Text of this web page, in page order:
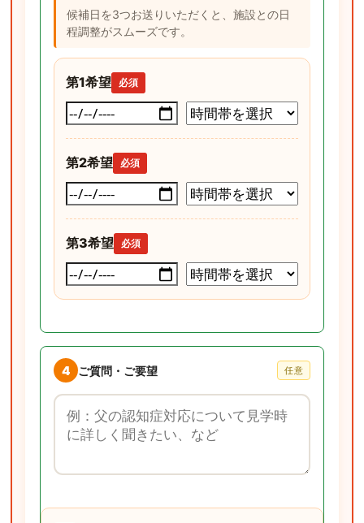
候補日を3つお送りいただくと、施設との日
程調整がスムーズです。
第1希望 必須
第2希望 必須
第3希望 必須
4 ご質問・ご要望 任意
ご質問・ご要望